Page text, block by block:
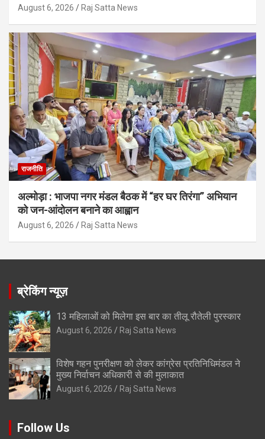
August 6, 2026 Raj Satta News
राजनीति
अल्मोड़ा : भाजपा नगर मंडल बैठक में “हर घर तिरंगा” अभियान
को जन-आंदोलन बनाने का आह्वान
August 6, 2026 Raj Satta News
ब्रेकिंग न्यूज़
13 महिलाओं को मिलेगा इस बार का तीलू रौतेली पुरस्कार
August 6, 2026 Raj Satta News
विशेष गहन पुनरीक्षण को लेकर कांग्रेस प्रतिनिधिमंडल ने
मुख्य निर्वाचन अधिकारी से की मुलाकात
August 6, 2026 Raj Satta News
Follow Us